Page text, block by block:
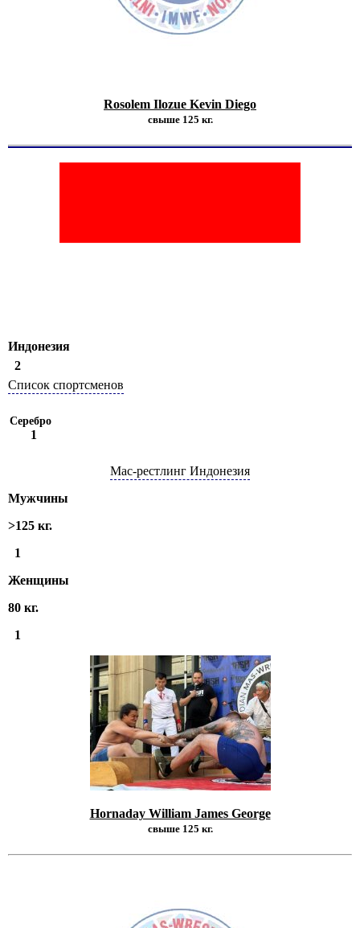
Rosolem Ilozue Kevin Diego
свыше 125 кг.
Индонезия
2
Список спортсменов
Серебро
1
Мас-рестлинг Индонезия
Мужчины
>125 кг.
1
Женщины
80 кг.
1
Hornaday William James George
свыше 125 кг.